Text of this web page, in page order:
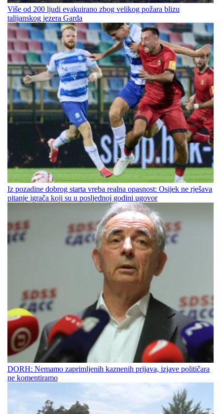
Više od 200 ljudi evakuirano zbog velikog požara blizu
talijanskog jezera Garda
Iz pozadine dobrog starta vreba realna opasnost: Osijek ne rješava
pitanje igrača koji su u posljednoj godini ugovor
DORH: Nemamo zaprimljenih kaznenih prijava, izjave političara
ne komentiramo